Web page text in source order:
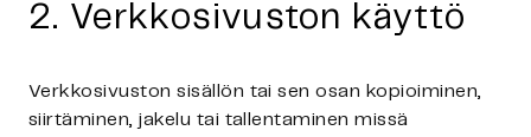
2. Verkkosivuston käyttö
Verkkosivuston sisällön tai sen osan kopioiminen,
siirtäminen, jakelu tai tallentaminen missä